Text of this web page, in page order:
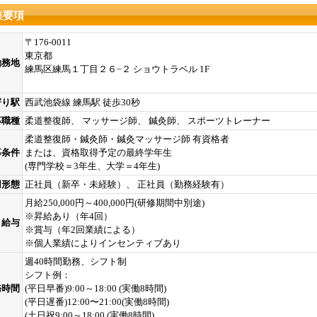
要項
地
〒176-0011
東京都
練馬区練馬１丁目２６−２ ショウトラベル 1F
駅 西武池袋線 練馬駅 徒歩30秒
種 柔道整復師、 マッサージ師、 鍼灸師、 スポーツトレーナー
件
柔道整復師・鍼灸師・鍼灸マッサージ師 有資格者
または、資格取得予定の最終学年生
(専門学校＝3年生、大学＝4年生)
態 正社員（新卒・未経験）、 正社員（勤務経験有）
給与
月給250,000円～400,000円(研修期間中別途)
※昇給あり（年4回）
※賞与（年2回業績による）
※個人業績によりインセンティブあり
間
週40時間勤務、シフト制
シフト例：
(平日早番)9:00～18:00 (実働8時間)
(平日遅番)12:00〜21:00(実働8時間)